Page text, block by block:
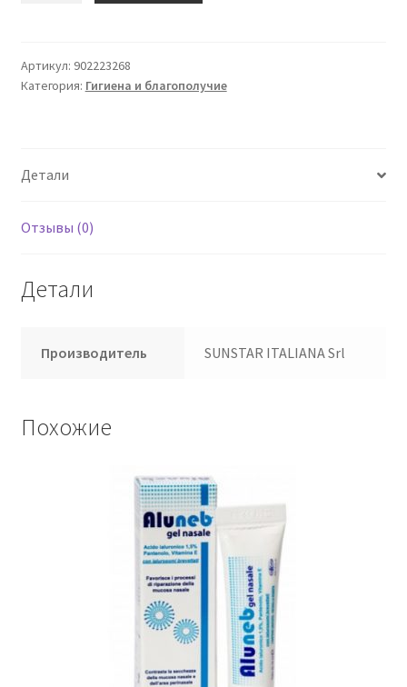
Proxabrush
512
Артикул: 902223268
Категория: Гигиена и благополучие
Детали
Отзывы (0)
Детали
Производитель SUNSTAR ITALIANA Srl
Похожие